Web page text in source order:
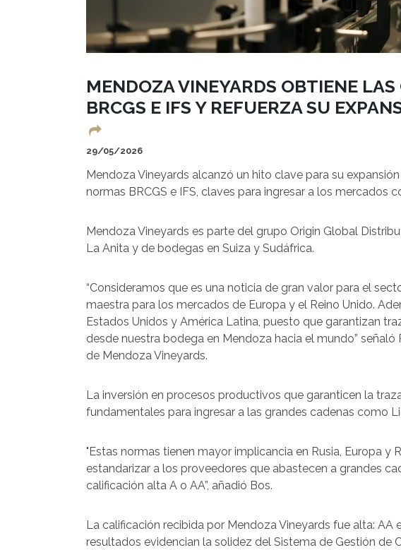
MENDOZA VINEYARDS OBTIENE
BRCGS E IFS Y REFUERZA SU
29/05/2026
Mendoza Vineyards alcanzó un hito clave para su
normas BRCGS e IFS, claves para ingresar a los mercados
Mendoza Vineyards es parte del grupo Origin Global
La Anita y de bodegas en Suiza y Sudáfrica.
“Consideramos que es una noticia de gran valor para el
maestra para los mercados de Europa y el Reino Unido.
Estados Unidos y América Latina, puesto que garantizan
desde nuestra bodega en Mendoza hacia el mundo”
de Mendoza Vineyards.
La inversión en procesos productivos que garanticen la
fundamentales para ingresar a las grandes cadenas como
"Estas normas tienen mayor implicancia en Rusia, Europa y
estandarizar a los proveedores que abastecen a grandes
calificación alta A o AA”, añadió Bos.
La calificación recibida por Mendoza Vineyards fue alta: AA
resultados evidencian la solidez del Sistema de Gestión de